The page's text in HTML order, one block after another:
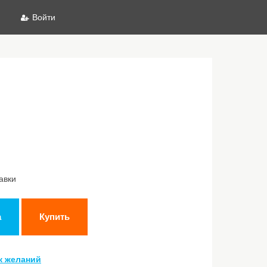
Войти
Купить
желаний